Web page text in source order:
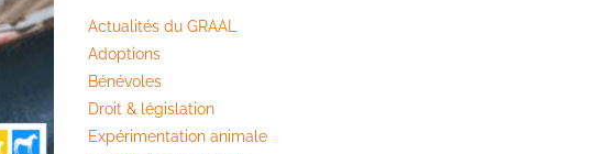
Actualités du GRAAL
Adoptions
Bénévoles
Droit & législation
Expérimentation animale